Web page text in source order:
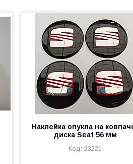
Наклейка опукла на
диска Seat 56 мм
23221